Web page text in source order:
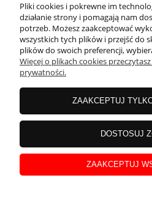
Rozliczenia transakcji kartą kredytową,
Pliki cookies i pokrewne im
działanie strony i pomagają nam
potrzeb. Możesz zaakceptować
wszystkich tych plików i przejść do
plików do swoich preferencji,
Więcej o plikach cookies
prywatności.
ZAAKCEPTUJ
DOSTOSUJ
ZAAKCEPTUJ